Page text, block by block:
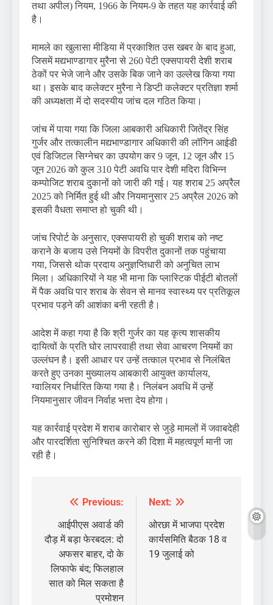
तथा अपील) नियम, 1966 के नियम-9 के तहत यह कार्रवाई की
है।
मामले का खुलासा मीडिया में प्रकाशित उस खबर के बाद हुआ,
जिसमें मद्यभाण्डागार मुरैना से 260 पेटी एक्सपायरी देशी शराब
ठेकों पर भेजे जाने और उसके बिक जाने का उल्लेख किया गया
था। इसके बाद कलेक्टर मुरैना ने डिप्टी कलेक्टर प्रतिज्ञा शर्मा
की अध्यक्षता में दो सदस्यीय जांच दल गठित किया।
जांच में पाया गया कि जिला आबकारी अधिकारी जितेंद्र सिंह
गुर्जर और तत्कालीन मद्यभाण्डागार अधिकारी की लॉगिन आईडी
एवं डिजिटल सिग्नेचर का उपयोग कर 9 जून, 12 जून और 15
जून 2026 को कुल 310 पेटी अवधि पार देशी मदिरा विभिन्न
कम्पोजिट शराब दुकानों को जारी की गई। यह शराब 25 अप्रैल
2025 को निर्मित हुई थी और नियमानुसार 25 अप्रैल 2026 को
इसकी वैधता समाप्त हो चुकी थी।
जांच रिपोर्ट के अनुसार, एक्सपायरी हो चुकी शराब को नष्ट
कराने के बजाय उसे नियमों के विपरीत दुकानों तक पहुंचाया
गया, जिससे थोक प्रदाय अनुज्ञप्तिधारी को अनुचित लाभ
मिला। अधिकारियों ने यह भी माना कि प्लास्टिक पीईटी बोतलों
में पैक अवधि पार शराब के सेवन से मानव स्वास्थ्य पर प्रतिकूल
प्रभाव पड़ने की आशंका बनी रहती है।
आदेश में कहा गया है कि श्री गुर्जर का यह कृत्य शासकीय
दायित्वों के प्रति घोर लापरवाही तथा सेवा आचरण नियमों का
उल्लंघन है। इसी आधार पर उन्हें तत्काल प्रभाव से निलंबित
करते हुए उनका मुख्यालय आबकारी आयुक्त कार्यालय,
ग्वालियर निर्धारित किया गया है। निलंबन अवधि में उन्हें
नियमानुसार जीवन निर्वाह भत्ता देय होगा।
यह कार्रवाई प्रदेश में शराब कारोबार से जुड़े मामलों में जवाबदेही
और पारदर्शिता सुनिश्चित करने की दिशा में महत्वपूर्ण मानी जा
रही है।
Post
navigation
Previous:
आईपीएस अवार्ड की
दौड़ में बड़ा फेरबदल: दो
अफसर बाहर, दो के
लिफाफे बंद; फिलहाल
सात को मिल सकता है
प्रमोशन
Next:
ओरछा में भाजपा प्रदेश
कार्यसमिति बैठक 18 व
19 जुलाई को